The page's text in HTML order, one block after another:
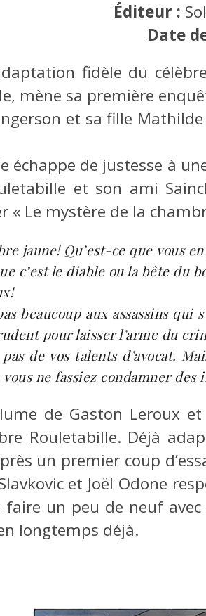
Éditeur :
Date
fidèle du
mène sa première
et sa fille
échappe de justesse à
et son ami
« Le mystère de la
jaune! Qu’est-ce que vous
c’est le diable ou la bête du
beaucoup aux assassins qui
pour laisser l’arme du
de vos talents d’avocat.
ne fassiez condamner des
de Gaston Leroux
Rouletabille. Déjà
un premier coup
et Joël Odone
faire un peu de neuf
longtemps déjà.